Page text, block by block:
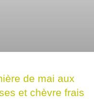
de mai aux
et chèvre frais